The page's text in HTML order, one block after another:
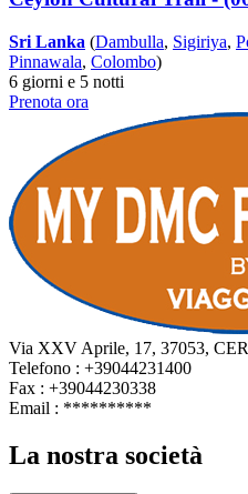
Sri Lanka (Dambulla, Sigiriya,
Pinnawala, Colombo)
6 giorni e 5 notti
Prenota ora
Via XXV Aprile, 17, 37053,
Telefono : +39044231400
Fax : +39044230338
Email : **********
La nostra società